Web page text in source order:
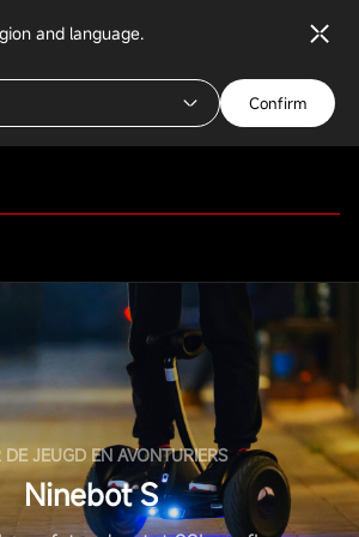
and language.
Confirm
DE JEUGD EN AVONTURIERS
Ninebot S
SpecificatiesCentrum
EN FR DE IT SP RU